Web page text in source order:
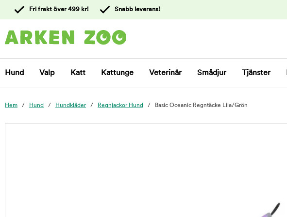
kundtjänst
Fri frakt över 499 kr! Snabb leverans!
Hund Valp Katt Kattunge Veterinär Smådjur Tjänster
Hem Hund Hundkläder Regnjackor Hund Basic Oceanic Regntäcke Lila/Grön